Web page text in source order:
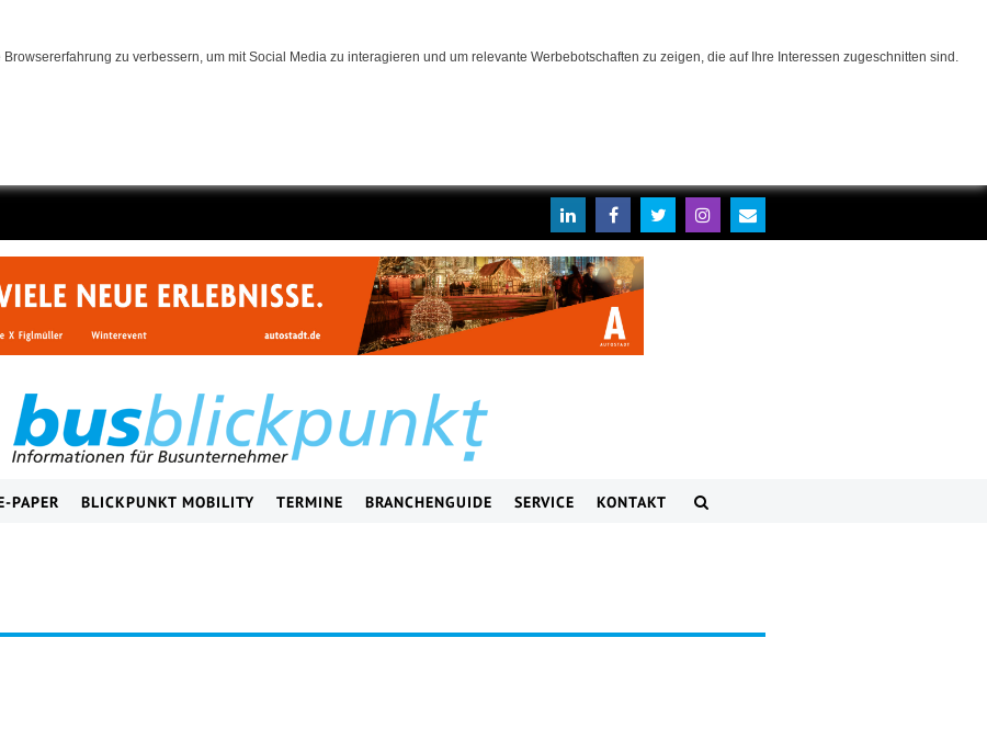
zu verbessern, um mit Social Media zu interagieren und um relevante Werbebotschaften zu zeigen, die auf Ihre Interessen zugeschnitten sind.
PAPER BLICKPUNKT MOBILITY TERMINE BRANCHENGUIDE SERVICE KONTAKT